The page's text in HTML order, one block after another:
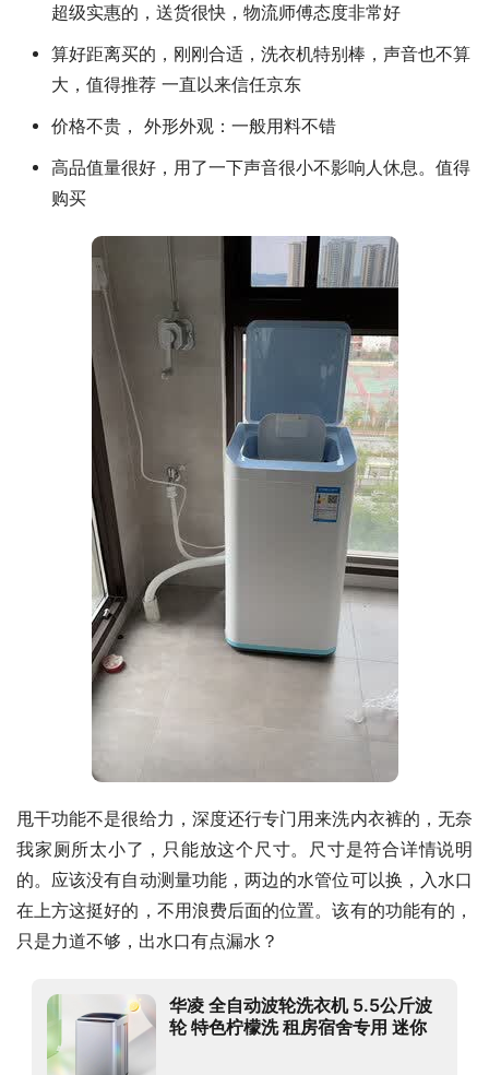
超级实惠的，送货很快，物流师傅态度非常好
算好距离买的，刚刚合适，洗衣机特别棒，声音也不算
大，值得推荐 一直以来信任京东
价格不贵， 外形外观：一般用料不错
高品值量很好，用了一下声音很小不影响人休息。值得
购买
甩干功能不是很给力，深度还行专门用来洗内衣裤的，无奈
我家厕所太小了，只能放这个尺寸。尺寸是符合详情说明
的。应该没有自动测量功能，两边的水管位可以换，入水口
在上方这挺好的，不用浪费后面的位置。该有的功能有的，
只是力道不够，出水口有点漏水？
华凌 全自动波轮洗衣机 5.5公斤波
轮 特色柠檬洗 租房宿舍专用 迷你